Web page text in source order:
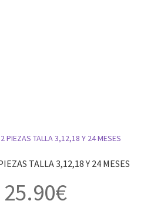
TALLA 3,12,18 Y 24 MESES
25.90€